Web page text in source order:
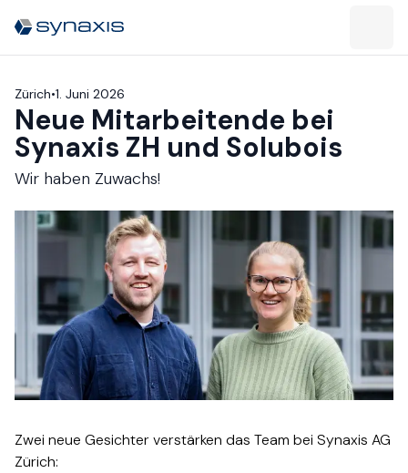
Zürich​​​​‌ ‍ ​‍​‍‌‍ ‌ ​‍‌‍‍‌‌‍‌ ‌‍‍‌‌‍ ‍​‍​‍​ ‍‍​‍​‍‌ ​ ‌‍​‌‌‍ ‍‌‍‍‌‌ ‌​‌ ‍‌​‍ ‍‌‍‍‌‌‍ ​‍​‍​‍ ​​‍​‍‌‍‍​‌ ​‍‌‍‌‌‌‍‌‍​‍​‍​ ‍‍​‍​‍‌‍‍​‌ ‌​‌ ‌​‌ ​​​ ‍‍​‍ ​‍ ‌‍ ​‌‍ ‌‍​ ‌‍​‌‌‍ ​‌‍‍​‌‍ ‌ ​ ‌ ‌​​ ‍‍​ ​ ​ ​ ​ ​ ​ ​ ​‍ ‌‍‍‌‌‍ ‍‌ ‌​‌‍‌‌‌‍ ‍‌ ‌​​‍ ‌‍‌‌‌‍‌​‌‍‍‌‌ ‌​​‍ ‌‍ ‌‌‍ ‌‍‌​‌‍‌‌​ ‌‌ ​​‌ ​‍‌‍‌‌‌ ​ ‌‍‌‌‌‍ ‍‌ ‌​‌‍​‌‌ ‌​‌‍‍‌‌‍ ‌‍ ‍​ ‍ ‌‍‍‌‌‍‌​​ ‌​ ‍​​ ​ ‌‍‌‌​ ‌‍​ ‍​​ ‌‍‌‍‌‌‌‍​ ​‍ ‌‌‍​‌​ ‍​​ ‌‍‌‍​‍​‍ ‌​ ‌​‌‍​ ‌‍​‍‌‍​ ​‍ ‌​ ‍‌‌‍​‍​ ​‍‌‍‌‍​‍ ‌​ ‍​​ ‍‌‌‍​‍​ ‌ ​ ​ ​ ​‍​ ‍​​ ‌‌‌‍​‌​ ​‌‌‍​‌‌‍‌‍​ ‍ ‌ ‌​‌ ‍‌‌ ​​‌‍‌‌​ ‌‌‍​ ‌‍ ‌‍ ‌‌ ​​‌‍​‌‌‍ ‍‌ ‍‌​ ‍ ‌ ​​‌‍​‌‌ ‌​‌‍‍​​ ‌‌‍ ​‌‍ ‌‍​ ‌‍​‌‌ ‌​‌‍‍‌‌‍ ‌‍ ‍‌ ​ ​‍‌‌​ ‌‌‌​​‍‌‌ ‌‍‍ ‌‍‌‌‌ ‍‌​‍‌‌​ ​ ‌​‌​​‍‌‌​ ​ ‌​‌​​‍‌‌​ ​‍​ ​‍‌‍‌​​ ‌‌​ ​​‌‍​‍‌‍​‍‌‍​‍‌‍​‌​ ‌​‌‍‌​‌‍‌‍​ ​‍‌‍‌‍​‍‌‌​ ​‍​ ​‍​‍‌‌​ ‌‌‌​‌​​‍ ‍‌‍ ‍‌‍​‌‌‍ ‌‌‍‌‌​ ‌‍​‍‌‍​‌‌ ​ ‌‍‌‌‌‌‌‌‌ ​‍‌‍ ​​ ‌‌‍‍​‌ ‌​‌ ‌​‌ ​​​‍‌‌​ ​ ‌​​‌​‍‌‌​ ​‍‌​‌‍​‍‌‌​ ​‍‌​‌‍‌‍ ​‌‍ ‌‍​ ‌‍​‌‌‍ ​‌‍‍​‌‍ ‌ ​ ‌ ‌​​‍‌‌​ ​ ‌​​‌​ ​ ​ ​ ​ ​ ​ ​ ​‍‌‍‌‍‍‌‌‍‌​​ ‌​ ‍​​ ​ ‌‍‌‌​ ‌‍​ ‍​​ ‌‍‌‍‌‌‌‍​ ​‍ ‌‌‍​‌​ ‍​​ ‌‍‌‍​‍​‍ ‌​ ‌​‌‍​ ‌‍​‍‌‍​ ​‍ ‌​ ‍‌‌‍​‍​ ​‍‌‍‌‍​‍ ‌​ ‍​​ ‍‌‌‍​‍​ ‌ ​ ​ ​ ​‍​ ‍​​ ‌‌‌‍​‌​ ​‌‌‍​‌‌‍‌‍​‍‌‍‌ ‌​‌ ‍‌‌ ​​‌‍‌‌​ ‌‌‍​ ‌‍ ‌‍ ‌‌ ​​‌‍​‌‌‍ ‍‌ ‍‌​‍‌‍‌ ​​‌‍​‌‌ ‌​‌‍‍​​ ‌‌‍ ​‌‍ ‌‍​ ‌‍​‌‌ ‌​‌‍‍‌‌‍ ‌‍ ‍‌ ​ ​‍‌‌​ ‌‌‌​​‍‌‌ ‌‍‍ ‌‍‌‌‌ ‍‌​‍‌‌​ ​ ‌​‌​​‍‌‌​ ​ ‌​‌​​‍‌‌​ ​‍​ ​‍‌‍‌​​ ‌‌​ ​​‌‍​‍‌‍​‍‌‍​‍‌‍​‌​ ‌​‌‍‌​‌‍‌‍​ ​‍‌‍‌‍​‍‌‌​ ​‍​ ​‍​‍‌‌​ ‌‌‌​‌​​‍ ‍‌‍ ‍‌‍​‌‌‍ ‌‌‍‌‌​‍‌‍‌ ​​‌‍‌‌‌ ​‍‌ ​ ‌ ​​‌‍‌‌‌‍​ ‌ ‌​‌‍‍‌‌ ‌‍‌‍‌‌​ ‌‌ ​​‌ ‌‌‌‍​‍‌‍ ​‌‍‍‌‌ ​ ‌‍‍​‌‍‌‌‌‍‌​​‍​‍‌ ‌•1. Juni 2026
Neue Mitarbeitende bei
Synaxis ZH und Solubois​​​​‌ ‍ ​‍​‍‌‍ ‌ ​‍‌‍‍‌‌‍‌ ‌‍‍‌‌‍ ‍​‍​‍​ ‍‍​‍​‍‌ ​ ‌‍​‌‌‍ ‍‌‍‍‌‌ ‌​‌ ‍‌​‍ ‍‌‍‍‌‌‍ ​‍​‍​‍ ​​‍​‍‌‍‍​‌ ​‍‌‍‌‌‌‍‌‍​‍​‍​ ‍‍​‍​‍‌‍‍​‌ ‌​‌ ‌​‌ ​​​ ‍‍​‍ ​‍ ‌‍ ​‌‍ ‌‍​ ‌‍​‌‌‍ ​‌‍‍​‌‍ ‌ ​ ‌ ‌​​ ‍‍​ ​ ​ ​ ​ ​ ​ ​ ​‍ ‌‍‍‌‌‍ ‍‌ ‌​‌‍‌‌‌‍ ‍‌ ‌​​‍ ‌‍‌‌‌‍‌​‌‍‍‌‌ ‌​​‍ ‌‍ ‌‌‍ ‌‍‌​‌‍‌‌​ ‌‌ ​​‌ ​‍‌‍‌‌‌ ​ ‌‍‌‌‌‍ ‍‌ ‌​‌‍​‌‌ ‌​‌‍‍‌‌‍ ‌‍ ‍​ ‍ ‌‍‍‌‌‍‌​​ ‌‌‍‌​​ ​​​ ‌​​ ‌‍​ ‌ ​ ‌​​ ‌‌​ ​​​‍ ‌​ ‍​​ ​‌‌‍​‍‌‍‌‍​‍ ‌​ ‌​​ ‌‍‌‍​‌​ ​​​‍ ‌​ ‍‌‌‍‌‍‌‍‌‌‌‍​‍​‍ ‌​ ‌ ​ ‌‍​ ‍‌‌‍​‍​ ‌​‌‍​‍​ ​ ​ ‌​​ ‍​‌‍​‌​ ​ ​ ​ ​ ‍ ‌ ‌​‌ ‍‌‌ ​​‌‍‌‌​ ‌‌‍ ‍‌‍‌‌‌ ‌ ‌ ​ ​ ‍ ‌ ​​‌‍​‌‌ ‌​‌‍‍​​ ‌‌ ‌​‌‍‍‌‌ ‌​‌‍ ​‌‍‌‌​‍‌‌​ ‌‌‌​​‍‌‌ ‌‍‍ ‌‍‌‌‌ ‍‌​‍‌‌​ ​ ‌​‌​​‍‌‌​ ​ ‌​‌​​‍‌‌​ ​‍​ ​‍‌‍‌​‌‍‌‌​‍‌‌​ ​‍​ ​‍​‍‌‌​ ‌‌‌​‌​​‍ ‍‌ ‌‍‌‍​‌‌‍ ​‌ ‌‌‌‍‌‌​ ‌‍​‍‌‍​‌‌ ​ ‌‍‌‌‌‌‌‌‌ ​‍‌‍ ​​ ‌‌‍‍​‌ ‌​‌ ‌​‌ ​​​‍‌‌​ ​ ‌​​‌​‍‌‌​ ​‍‌​‌‍​‍‌‌​ ​‍‌​‌‍‌‍ ​‌‍ ‌‍​ ‌‍​‌‌‍ ​‌‍‍​‌‍ ‌ ​ ‌ ‌​​‍‌‌​ ​ ‌​​‌​ ​ ​ ​ ​ ​ ​ ​ ​‍‌‍‌‍‍‌‌‍‌​​ ‌‌‍‌​​ ​​​ ‌​​ ‌‍​ ‌ ​ ‌​​ ‌‌​ ​​​‍ ‌​ ‍​​ ​‌‌‍​‍‌‍‌‍​‍ ‌​ ‌​​ ‌‍‌‍​‌​ ​​​‍ ‌​ ‍‌‌‍‌‍‌‍‌‌‌‍​‍​‍ ‌​ ‌ ​ ‌‍​ ‍‌‌‍​‍​ ‌​‌‍​‍​ ​ ​ ‌​​ ‍​‌‍​‌​ ​ ​ ​ ​‍‌‍‌ ‌​‌ ‍‌‌ ​​‌‍‌‌​ ‌‌‍ ‍‌‍‌‌‌ ‌ ‌ ​ ​‍‌‍‌ ​​‌‍​‌‌ ‌​‌‍‍​​ ‌‌ ‌​‌‍‍‌‌ ‌​‌‍ ​‌‍‌‌​‍‌‌​ ‌‌‌​​‍‌‌ ‌‍‍ ‌‍‌‌‌ ‍‌​‍‌‌​ ​ ‌​‌​​‍‌‌​ ​ ‌​‌​​‍‌‌​ ​‍​ ​‍‌‍‌​‌‍‌‌​‍‌‌​ ​‍​ ​‍​‍‌‌​ ‌‌‌​‌​​‍ ‍‌ ‌‍‌‍​‌‌‍ ​‌ ‌‌‌‍‌‌​‍‌‍‌ ​​‌‍‌‌‌ ​‍‌ ​ ‌ ​​‌‍‌‌‌‍​ ‌ ‌​‌‍‍‌‌ ‌‍‌‍‌‌​ ‌‌ ​​‌ ‌‌‌‍​‍‌‍ ​‌‍‍‌‌ ​ ‌‍‍​‌‍‌‌‌‍‌​​‍​‍‌ ‌
Wir haben Zuwachs! ​​​​‌ ‍ ​‍​‍‌‍ ‌ ​‍‌‍‍‌‌‍‌ ‌‍‍‌‌‍ ‍​‍​‍​ ‍‍​‍​‍‌ ​ ‌‍​‌‌‍ ‍‌‍‍‌‌ ‌​‌ ‍‌​‍ ‍‌‍‍‌‌‍ ​‍​‍​‍ ​​‍​‍‌‍‍​‌ ​‍‌‍‌‌‌‍‌‍​‍​‍​ ‍‍​‍​‍‌‍‍​‌ ‌​‌ ‌​‌ ​​​ ‍‍​‍ ​‍ ‌‍ ​‌‍ ‌‍​ ‌‍​‌‌‍ ​‌‍‍​‌‍ ‌ ​ ‌ ‌​​ ‍‍​ ​ ​ ​ ​ ​ ​ ​ ​‍ ‌‍‍‌‌‍ ‍‌ ‌​‌‍‌‌‌‍ ‍‌ ‌​​‍ ‌‍‌‌‌‍‌​‌‍‍‌‌ ‌​​‍ ‌‍ ‌‌‍ ‌‍‌​‌‍‌‌​ ‌‌ ​​‌ ​‍‌‍‌‌‌ ​ ‌‍‌‌‌‍ ‍‌ ‌​‌‍​‌‌ ‌​‌‍‍‌‌‍ ‌‍ ‍​ ‍ ‌‍‍‌‌‍‌​​ ‌‌‍‌​​ ​​​ ‌​​ ‌‍​ ‌ ​ ‌​​ ‌‌​ ​​​‍ ‌​ ‍​​ ​‌‌‍​‍‌‍‌‍​‍ ‌​ ‌​​ ‌‍‌‍​‌​ ​​​‍ ‌​ ‍‌‌‍‌‍‌‍‌‌‌‍​‍​‍ ‌​ ‌ ​ ‌‍​ ‍‌‌‍​‍​ ‌​‌‍​‍​ ​ ​ ‌​​ ‍​‌‍​‌​ ​ ​ ​ ​ ‍ ‌ ‌​‌ ‍‌‌ ​​‌‍‌‌​ ‌‌‍ ‍‌‍‌‌‌ ‌ ‌ ​ ​ ‍ ‌ ​​‌‍​‌‌ ‌​‌‍‍​​ ‌‌‍‌​‌‍‌‌‌ ​ ‌‍​ ‌ ​‍‌‍‍‌‌ ​​‌ ‌​‌‍‍‌‌‍ ‌‍ ‍​‍‌‌​ ‌‌‌​​‍‌‌ ‌‍‍ ‌‍‌‌‌ ‍‌​‍‌‌​ ​ ‌​‌​​‍‌‌​ ​ ‌​‌​​‍‌‌​ ​‍​ ​‍‌‍‌​‌‍‌‌​‍‌‌​ ​‍​ ​‍​‍‌‌​ ‌‌‌​‌​​‍ ‍‌ ‌‍‌‍​‌‌‍ ​‌ ‌‌‌‍‌‌​ ‌‍​‍‌‍​‌‌ ​ ‌‍‌‌‌‌‌‌‌ ​‍‌‍ ​​ ‌‌‍‍​‌ ‌​‌ ‌​‌ ​​​‍‌‌​ ​ ‌​​‌​‍‌‌​ ​‍‌​‌‍​‍‌‌​ ​‍‌​‌‍‌‍ ​‌‍ ‌‍​ ‌‍​‌‌‍ ​‌‍‍​‌‍ ‌ ​ ‌ ‌​​‍‌‌​ ​ ‌​​‌​ ​ ​ ​ ​ ​ ​ ​ ​‍‌‍‌‍‍‌‌‍‌​​ ‌‌‍‌​​ ​​​ ‌​​ ‌‍​ ‌ ​ ‌​​ ‌‌​ ​​​‍ ‌​ ‍​​ ​‌‌‍​‍‌‍‌‍​‍ ‌​ ‌​​ ‌‍‌‍​‌​ ​​​‍ ‌​ ‍‌‌‍‌‍‌‍‌‌‌‍​‍​‍ ‌​ ‌ ​ ‌‍​ ‍‌‌‍​‍​ ‌​‌‍​‍​ ​ ​ ‌​​ ‍​‌‍​‌​ ​ ​ ​ ​‍‌‍‌ ‌​‌ ‍‌‌ ​​‌‍‌‌​ ‌‌‍ ‍‌‍‌‌‌ ‌ ‌ ​ ​‍‌‍‌ ​​‌‍​‌‌ ‌​‌‍‍​​ ‌‌‍‌​‌‍‌‌‌ ​ ‌‍​ ‌ ​‍‌‍‍‌‌ ​​‌ ‌​‌‍‍‌‌‍ ‌‍ ‍​‍‌‌​ ‌‌‌​​‍‌‌ ‌‍‍ ‌‍‌‌‌ ‍‌​‍‌‌​ ​ ‌​‌​​‍‌‌​ ​ ‌​‌​​‍‌‌​ ​‍​ ​‍‌‍‌​‌‍‌‌​‍‌‌​ ​‍​ ​‍​‍‌‌​ ‌‌‌​‌​​‍ ‍‌ ‌‍‌‍​‌‌‍ ​‌ ‌‌‌‍‌‌​‍‌‍‌ ​​‌‍‌‌‌ ​‍‌ ​ ‌ ​​‌‍‌‌‌‍​ ‌ ‌​‌‍‍‌‌ ‌‍‌‍‌‌​ ‌‌ ​​‌ ‌‌‌‍​‍‌‍ ​‌‍‍‌‌ ​ ‌‍‍​‌‍‌‌‌‍‌​​‍​‍‌ ‌
Zwei neue Gesichter verstärken das Team bei Synaxis AG
Zürich:​​​​‌ ‍ ​‍​‍‌‍ ‌ ​‍‌‍‍‌‌‍‌ ‌‍‍‌‌‍ ‍​‍​‍​ ‍‍​‍​‍‌ ​ ‌‍​‌‌‍ ‍‌‍‍‌‌ ‌​‌ ‍‌​‍ ‍‌‍‍‌‌‍ ​‍​‍​‍ ​​‍​‍‌‍‍​‌ ​‍‌‍‌‌‌‍‌‍​‍​‍​ ‍‍​‍​‍‌‍‍​‌ ‌​‌ ‌​‌ ​​​ ‍‍​‍ ​‍ ‌‍ ​‌‍ ‌‍​ ‌‍​‌‌‍ ​‌‍‍​‌‍ ‌ ​ ‌ ‌​​ ‍‍​ ​ ​ ​ ​ ​ ​ ​ ​‍ ‌‍‍‌‌‍ ‍‌ ‌​‌‍‌‌‌‍ ‍‌ ‌​​‍ ‌‍‌‌‌‍‌​‌‍‍‌‌ ‌​​‍ ‌‍ ‌‌‍ ‌‍‌​‌‍‌‌​ ‌‌ ​​‌ ​‍‌‍‌‌‌ ​ ‌‍‌‌‌‍ ‍‌ ‌​‌‍​‌‌ ‌​‌‍‍‌‌‍ ‌‍ ‍​ ‍ ‌‍‍‌‌‍‌​​ ‌‌‍‌​​ ​​​ ‌​​ ‌‍​ ‌ ​ ‌​​ ‌‌​ ​​​‍ ‌​ ‍​​ ​‌‌‍​‍‌‍‌‍​‍ ‌​ ‌​​ ‌‍‌‍​‌​ ​​​‍ ‌​ ‍‌‌‍‌‍‌‍‌‌‌‍​‍​‍ ‌​ ‌ ​ ‌‍​ ‍‌‌‍​‍​ ‌​‌‍​‍​ ​ ​ ‌​​ ‍​‌‍​‌​ ​ ​ ​ ​ ‍ ‌ ‌​‌ ‍‌‌ ​​‌‍‌‌​ ‌‌‍ ‍‌‍‌‌‌ ‌ ‌ ​ ​ ‍ ‌ ​​‌‍​‌‌ ‌​‌‍‍​​ ‌‌ ​‍‌‍‍‌‌‍​ ‌‍‍​‌‌‌​‌‍‌‌‌ ‍​‌ ‌​​‍‌‌​ ‌‌‌​​‍‌‌ ‌‍‍ ‌‍‌‌‌ ‍‌​‍‌‌​ ​ ‌​‌​​‍‌‌​ ​ ‌​‌​​‍‌‌​ ​‍​ ​‍‌‍‌​‌‍‌‌​‍‌‌​ ​‍​ ​‍​‍‌‌​ ‌‌‌​‌​​‍ ‍‌ ‌‍‌‍​‌‌‍ ​‌ ‌‌‌‍‌‌​‍‌‌​ ‌‌‌​​‍‌‌ ‌‍‍ ‌‍‌‌‌ ‍‌​‍‌‌​ ​ ‌​‌​​‍‌‌​ ​ ‌​‌​​‍‌‌​ ​‍​ ​‍​ ​‌​ ‍‌‌‍‌‌​ ‌ ​ ‌‌​ ‌ ‌‍‌‍​ ​‌​ ​‌​ ‍‌​ ‍‌​ ‌‍​‍‌‌​ ​‍​ ​‍​‍‌‌​ ‌‌‌​‌​​‍ ‍‌‍​ ‌‍‍​‌‍‍‌‌‍ ​‌‍‌​‌ ​‍‌‍‌‌‌‍ ‍​‍‌‌​ ‌‌‌​​‍‌‌ ‌‍‍ ‌‍‌‌‌ ‍‌​‍‌‌​ ​ ‌​‌​​‍‌‌​ ​ ‌​‌​​‍‌‌​ ​‍​ ​‍​ ‌‌‌‍​‌​ ​​​ ‌‍‌‍‌‍​ ‍‌‌‍‌​‌‍‌‌‌‍‌‌​ ‍‌‌‍​ ​ ‍​​‍‌‌​ ​‍​ ​‍​‍‌‌​ ‌‌‌​‌​​‍ ‍‌ ‌​‌‍‌‌‌ ‍​‌ ‌​​ ‌‍​‍‌‍​‌‌ ​ ‌‍‌‌‌‌‌‌‌ ​‍‌‍ ​​ ‌‌‍‍​‌ ‌​‌ ‌​‌ ​​​‍‌‌​ ​ ‌​​‌​‍‌‌​ ​‍‌​‌‍​‍‌‌​ ​‍‌​‌‍‌‍ ​‌‍ ‌‍​ ‌‍​‌‌‍ ​‌‍‍​‌‍ ‌ ​ ‌ ‌​​‍‌‌​ ​ ‌​​‌​ ​ ​ ​ ​ ​ ​ ​ ​‍‌‍‌‍‍‌‌‍‌​​ ‌‌‍‌​​ ​​​ ‌​​ ‌‍​ ‌ ​ ‌​​ ‌‌​ ​​​‍ ‌​ ‍​​ ​‌‌‍​‍‌‍‌‍​‍ ‌​ ‌​​ ‌‍‌‍​‌​ ​​​‍ ‌​ ‍‌‌‍‌‍‌‍‌‌‌‍​‍​‍ ‌​ ‌ ​ ‌‍​ ‍‌‌‍​‍​ ‌​‌‍​‍​ ​ ​ ‌​​ ‍​‌‍​‌​ ​ ​ ​ ​‍‌‍‌ ‌​‌ ‍‌‌ ​​‌‍‌‌​ ‌‌‍ ‍‌‍‌‌‌ ‌ ‌ ​ ​‍‌‍‌ ​​‌‍​‌‌ ‌​‌‍‍​​ ‌‌ ​‍‌‍‍‌‌‍​ ‌‍‍​‌‌‌​‌‍‌‌‌ ‍​‌ ‌​​‍‌‌​ ‌‌‌​​‍‌‌ ‌‍‍ ‌‍‌‌‌ ‍‌​‍‌‌​ ​ ‌​‌​​‍‌‌​ ​ ‌​‌​​‍‌‌​ ​‍​ ​‍‌‍‌​‌‍‌‌​‍‌‌​ ​‍​ ​‍​‍‌‌​ ‌‌‌​‌​​‍ ‍‌ ‌‍‌‍​‌‌‍ ​‌ ‌‌‌‍‌‌​‍‌‌​ ‌‌‌​​‍‌‌ ‌‍‍ ‌‍‌‌‌ ‍‌​‍‌‌​ ​ ‌​‌​​‍‌‌​ ​ ‌​‌​​‍‌‌​ ​‍​ ​‍​ ​‌​ ‍‌‌‍‌‌​ ‌ ​ ‌‌​ ‌ ‌‍‌‍​ ​‌​ ​‌​ ‍‌​ ‍‌​ ‌‍​‍‌‌​ ​‍​ ​‍​‍‌‌​ ‌‌‌​‌​​‍ ‍‌‍​ ‌‍‍​‌‍‍‌‌‍ ​‌‍‌​‌ ​‍‌‍‌‌‌‍ ‍​‍‌‌​ ‌‌‌​​‍‌‌ ‌‍‍ ‌‍‌‌‌ ‍‌​‍‌‌​ ​ ‌​‌​​‍‌‌​ ​ ‌​‌​​‍‌‌​ ​‍​ ​‍​ ‌‌‌‍​‌​ ​​​ ‌‍‌‍‌‍​ ‍‌‌‍‌​‌‍‌‌‌‍‌‌​ ‍‌‌‍​ ​ ‍​​‍‌‌​ ​‍​ ​‍​‍‌‌​ ‌‌‌​‌​​‍ ‍‌ ‌​‌‍‌‌‌ ‍​‌ ‌​​‍‌‍‌ ​​‌‍‌‌‌ ​‍‌ ​ ‌ ​​‌‍‌‌‌‍​ ‌ ‌​‌‍‍‌‌ ‌‍‌‍‌‌​ ‌‌ ​​‌ ‌‌‌‍​‍‌‍ ​‌‍‍‌‌ ​ ‌‍‍​‌‍‌‌‌‍‌​​‍​‍‌ ‌